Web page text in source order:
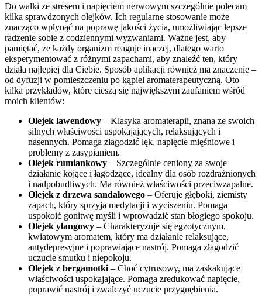
Do walki ze stresem i napięciem nerwowym szczególnie polecam
kilka sprawdzonych olejków. Ich regularne stosowanie może
znacząco wpłynąć na poprawę jakości życia, umożliwiając lepsze
radzenie sobie z codziennymi wyzwaniami. Ważne jest, aby
pamiętać, że każdy organizm reaguje inaczej, dlatego warto
eksperymentować z różnymi zapachami, aby znaleźć ten, który
działa najlepiej dla Ciebie. Sposób aplikacji również ma znaczenie –
od dyfuzji w pomieszczeniu po kąpiel aromaterapeutyczną. Oto
kilka przykładów, które cieszą się największym zaufaniem wśród
moich klientów:
Olejek lawendowy – Klasyka aromaterapii, znana ze swoich
silnych właściwości uspokajających, relaksujących i
nasennych. Pomaga złagodzić lęk, napięcie mięśniowe i
problemy z zasypianiem.
Olejek rumiankowy – Szczególnie ceniony za swoje
działanie kojące i łagodzące, idealny dla osób rozdrażnionych
i nadpobudliwych. Ma również właściwości przeciwzapalne.
Olejek z drzewa sandałowego – Oferuje głęboki, ziemisty
zapach, który sprzyja medytacji i wyciszeniu. Pomaga
uspokoić gonitwę myśli i wprowadzić stan błogiego spokoju.
Olejek ylangowy – Charakteryzuje się egzotycznym,
kwiatowym aromatem, który ma działanie relaksujące,
antydepresyjne i poprawiające nastrój. Pomaga złagodzić
uczucie smutku i niepokoju.
Olejek z bergamotki – Choć cytrusowy, ma zaskakujące
właściwości uspokajające. Pomaga zredukować napięcie,
poprawić nastrój i zwalczyć uczucie przygnębienia.